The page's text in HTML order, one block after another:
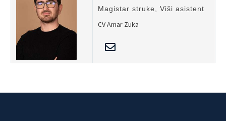
Magistar struke, Viši asistent
CV Amar Zuka